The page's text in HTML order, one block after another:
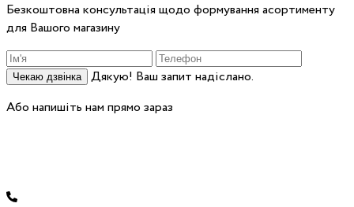
Безкоштовна консультація щодо формування асортименту
для Вашого магазину
Чекаю дзвінка
Дякую! Ваш запит надіслано.
Або напишіть нам прямо зараз